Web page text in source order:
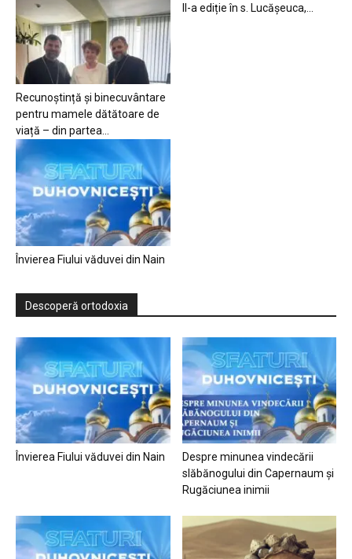
Recunoștință și binecuvântare
pentru mamele dătătoare de
viață – din partea...
II-a ediție în s. Lucășeuca,...
Învierea Fiului văduvei din Nain
Descoperă ortodoxia
Învierea Fiului văduvei din Nain
Despre minunea vindecării
slăbănogului din Capernaum și
Rugăciunea inimii